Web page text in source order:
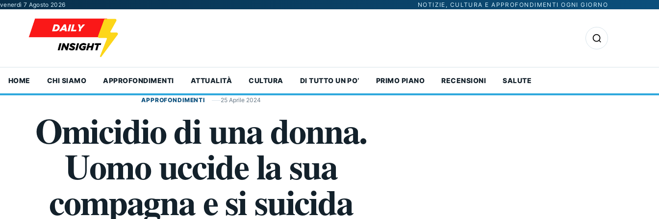
Vai al contenuto
venerdì 7 Agosto 2026 NOTIZIE, CULTURA E APPROFONDIMENTI OGNI GIORNO
Apri la ricerca
HOME CHI SIAMO APPROFONDIMENTI ATTUALITÀ CULTURA DI TUTTO UN PO’ PRIMO PIANO RECENSIONI SALUTE
APPROFONDIMENTI 25 Aprile 2024
Omicidio di una donna.
Uomo uccide la sua
compagna e si suicida